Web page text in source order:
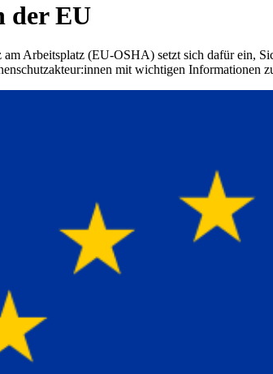
der EU
Arbeitsplatz (EU-OSHA) setzt sich dafür ein,
mit wichtigen Informationen